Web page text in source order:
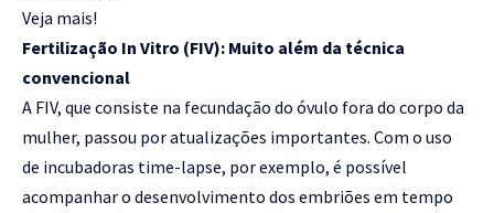
Veja mais!
Fertilização In Vitro (FIV): Muito além da técnica
convencional
A FIV, que consiste na fecundação do óvulo fora do corpo da
mulher, passou por atualizações importantes. Com o uso
de incubadoras time-lapse, por exemplo, é possível
acompanhar o desenvolvimento dos embriões em tempo